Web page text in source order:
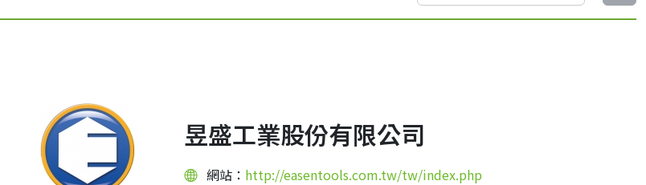
昱盛工業股份有限公司
網站： http://easentools.com.tw/tw/index.php